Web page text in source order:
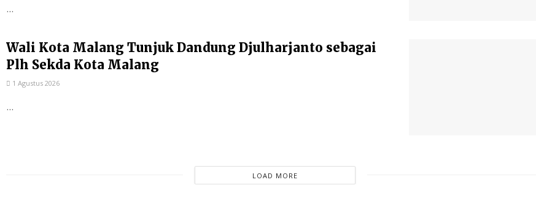
...
Wali Kota Malang Tunjuk Dandung Djulharjanto sebagai
Plh Sekda Kota Malang
1 Agustus 2026
...
LOAD MORE